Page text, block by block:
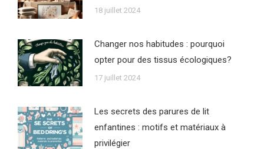
18 juillet 2024
Changer nos habitudes : pourquoi
opter pour des tissus écologiques?
17 juillet 2024
Les secrets des parures de lit
enfantines : motifs et matériaux à
privilégier